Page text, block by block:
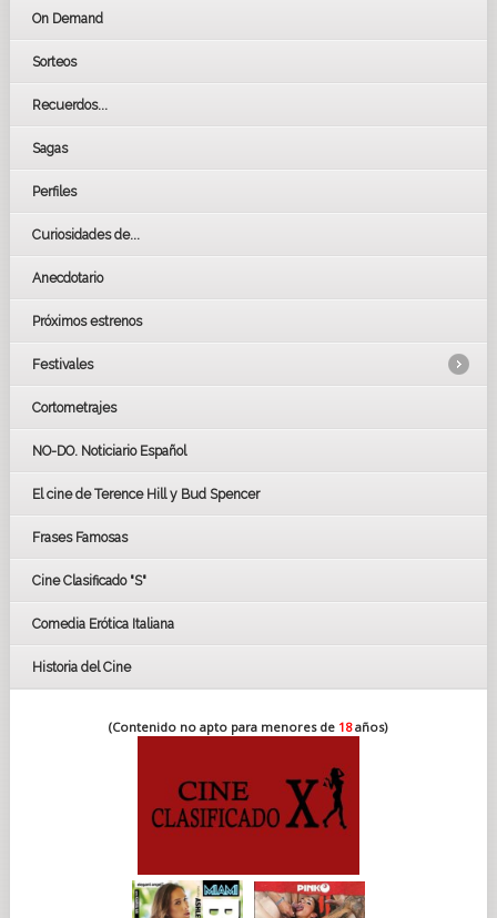
On Demand
Sorteos
Recuerdos...
Sagas
Perfiles
Curiosidades de...
Anecdotario
Próximos estrenos
Festivales
LOS OSCARS
GOYAS
BAFTA
Cortometrajes
NO-DO. Noticiario Español
El cine de Terence Hill y Bud Spencer
Frases Famosas
Cine Clasificado "S"
Comedia Erótica Italiana
Historia del Cine
(Contenido no apto para menores de 18años)